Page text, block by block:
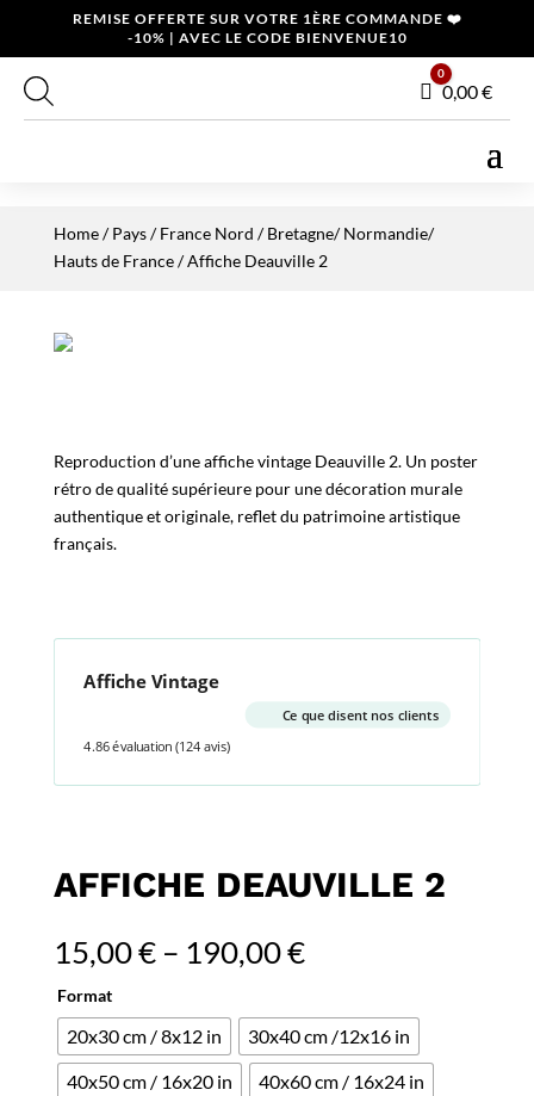
REMISE OFFERTE SUR VOTRE 1ÈRE COMMANDE ❤️
-10% | AVEC LE CODE BIENVENUE10
Panier
0
0,00€
Home/Pays/France Nord /Bretagne/ Normandie/
Hauts de France/ Affiche Deauville 2
Reproduction d’une affiche vintage Deauville 2. Un poster
rétro de qualité supérieure pour une décoration murale
authentique et originale, reflet du patrimoine artistique
français.
Affiche Vintage
Ce que disent nos clients
4.86 évaluation (124 avis)
AFFICHE DEAUVILLE 2
15,00€– 190,00€
Format
20x30 cm / 8x12 in
30x40 cm /12x16 in
40x50 cm / 16x20 in
40x60 cm / 16x24 in